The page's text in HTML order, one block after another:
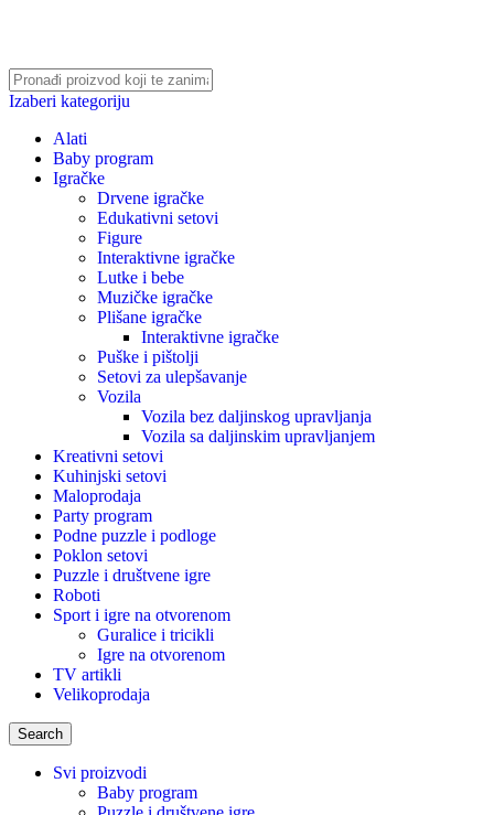
Izaberi kategoriju
Alati
Baby program
Igračke
Drvene igračke
Edukativni setovi
Figure
Interaktivne igračke
Lutke i bebe
Muzičke igračke
Plišane igračke
Interaktivne igračke
Puške i pištolji
Setovi za ulepšavanje
Vozila
Vozila bez daljinskog upravljanja
Vozila sa daljinskim upravljanjem
Kreativni setovi
Kuhinjski setovi
Maloprodaja
Party program
Podne puzzle i podloge
Poklon setovi
Puzzle i društvene igre
Roboti
Sport i igre na otvorenom
Guralice i tricikli
Igre na otvorenom
TV artikli
Velikoprodaja
Search
Svi proizvodi
Baby program